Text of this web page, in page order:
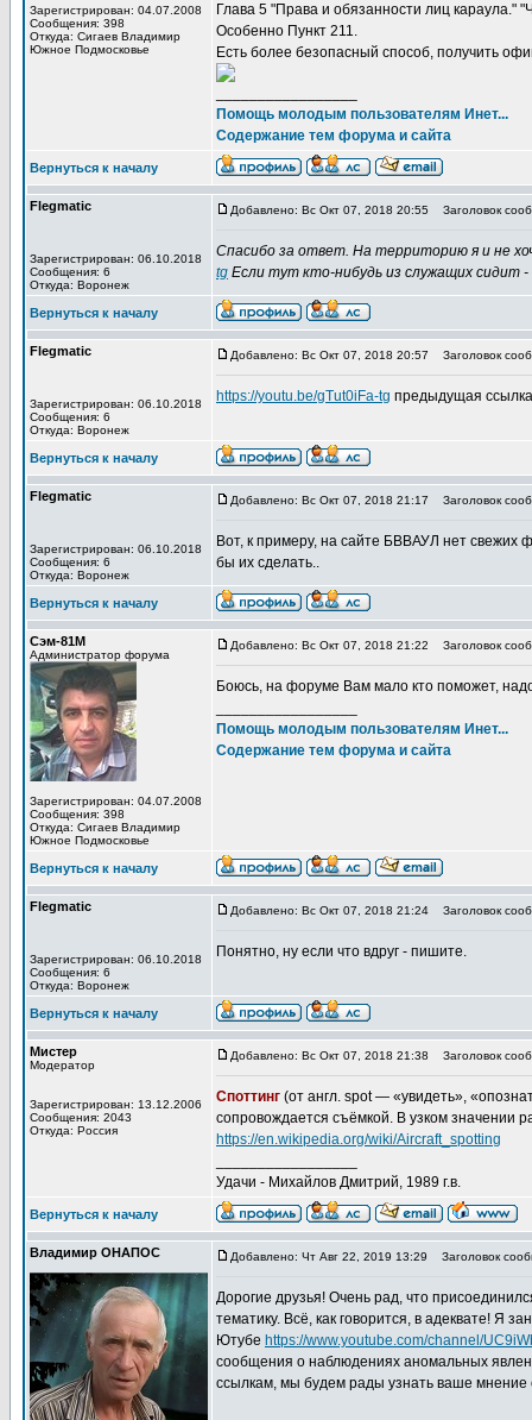
Зарегистрирован: 04.07.2008
Сообщения: 398
Откуда: Сигаев Владимир
Южное Подмосковье
Глава 5 "Права и обязанности лиц караула."
Особенно Пункт 211.
Есть более безопасный способ, получить
Помощь молодым пользователям Инет...
Содержание тем форума и сайта
Вернуться к началу
Flegmatic
Зарегистрирован: 06.10.2018
Сообщения: 6
Откуда: Воронеж
Добавлено: Вс Окт 07, 2018 20:55 Заголовок
Спасибо за ответ. На территорию я и не
tg Если тут кто-нибудь из служащих сидит
Вернуться к началу
Flegmatic
Зарегистрирован: 06.10.2018
Сообщения: 6
Откуда: Воронеж
Добавлено: Вс Окт 07, 2018 20:57 Заголовок
https://youtu.be/gTut0iFa-tg предыдущая
Вернуться к началу
Flegmatic
Зарегистрирован: 06.10.2018
Сообщения: 6
Откуда: Воронеж
Добавлено: Вс Окт 07, 2018 21:17 Заголовок
Вот, к примеру, на сайте БВВАУЛ нет свежих
бы их сделать..
Вернуться к началу
Сэм-81М
Администратор форума
Зарегистрирован: 04.07.2008
Сообщения: 398
Откуда: Сигаев Владимир
Южное Подмосковье
Добавлено: Вс Окт 07, 2018 21:22 Заголовок
Боюсь, на форуме Вам мало кто поможет,
Помощь молодым пользователям Инет...
Содержание тем форума и сайта
Вернуться к началу
Flegmatic
Зарегистрирован: 06.10.2018
Сообщения: 6
Откуда: Воронеж
Добавлено: Вс Окт 07, 2018 21:24 Заголовок
Понятно, ну если что вдруг - пишите.
Вернуться к началу
Мистер
Модератор
Зарегистрирован: 13.12.2006
Сообщения: 2043
Откуда: Россия
Добавлено: Вс Окт 07, 2018 21:38 Заголовок
Споттинг (от англ. spot — «увидеть»,
сопровождается съёмкой. В узком значении
https://en.wikipedia.org/wiki/Aircraft_spotting
Удачи - Михайлов Дмитрий, 1989 г.в.
Вернуться к началу
Владимир ОНАПОС Добавлено: Чт Авг 22, 2019 13:29 Заголовок
Дорогие друзья! Очень рад, что
тематику. Всё, как говорится, в адеквате! Я
Ютубе https://www.youtube.com/channel/
сообщения о наблюдениях аномальных
ссылкам, мы будем рады узнать ваше